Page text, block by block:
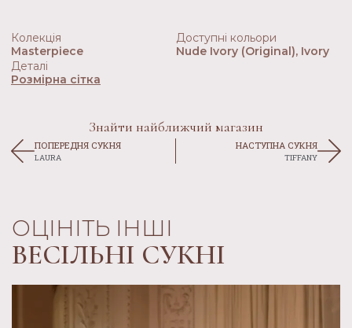
Колекція
Masterpiece
Доступні кольори
Nude Ivory (original), Ivory
Деталі
Розмірна сітка
Знайти найближчий магазин
ПОПЕРЕДНЯ СУКНЯ
LAURA
НАСТУПНА СУКНЯ
TIFFANY
ОЦІНІТЬ ІНШІ
ВЕСІЛЬНІ СУКНІ